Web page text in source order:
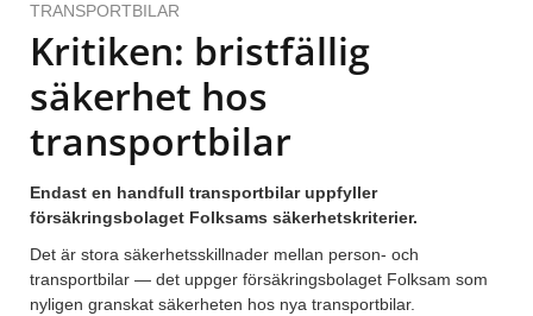
TRANSPORTBILAR
Kritiken: bristfällig
säkerhet hos
transportbilar
Endast en handfull transportbilar uppfyller
försäkringsbolaget Folksams säkerhetskriterier.
Det är stora säkerhetsskillnader mellan person- och
transportbilar — det uppger försäkringsbolaget Folksam som
nyligen granskat säkerheten hos nya transportbilar.